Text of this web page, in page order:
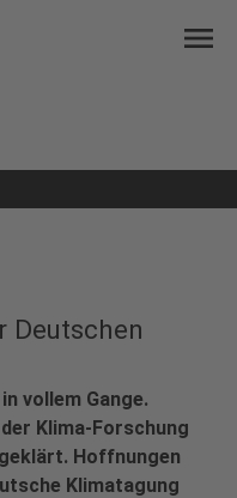
menu
Deutschen
vollem Gange.
Klima-Forschung
Hoffnungen
Klimatagung